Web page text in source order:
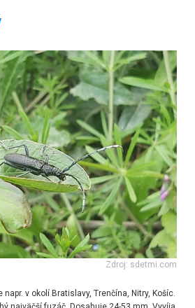
Zdroj: sdetmi.com
v okolí Bratislavy, Trenčína, Nitry, Košíc.